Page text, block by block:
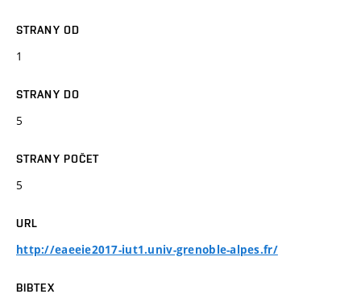
STRANY OD
1
STRANY DO
5
STRANY POČET
5
URL
http://eaeeie2017-iut1.univ-grenoble-alpes.fr/
BIBTEX